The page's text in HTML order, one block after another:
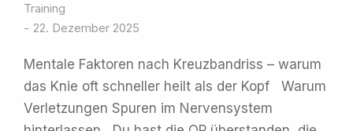
Training
22. Dezember 2025
Mentale Faktoren nach Kreuzbandriss – warum
das Knie oft schneller heilt als der Kopf Warum
Verletzungen Spuren im Nervensystem